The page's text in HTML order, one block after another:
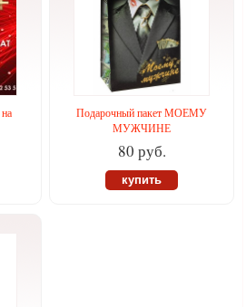
Подарочный пакет МОЕМУ
МУЖЧИНЕ
80 руб.
купить